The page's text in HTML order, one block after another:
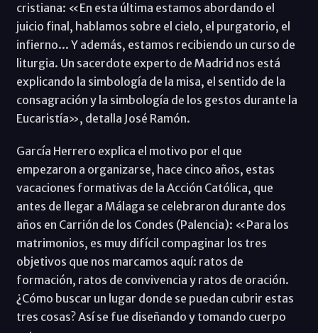
cristiana: «En esta última estamos abordando el
juicio final, hablamos sobre el cielo, el purgatorio, el
infierno... Y además, estamos recibiendo un curso de
liturgia. Un sacerdote experto de Madrid nos está
explicando la simbología de la misa, el sentido de la
consagración y la simbología de los gestos durante la
Eucaristía», detalla José Ramón.
García Herrero explica el motivo por el que
empezaron a organizarse, hace cinco años, estas
vacaciones formativas de la Acción Católica, que
antes de llegar a Málaga se celebraron durante dos
años en Carrión de los Condes (Palencia): «Para los
matrimonios, es muy difícil compaginar los tres
objetivos que nos marcamos aquí: ratos de
formación, ratos de convivencia y ratos de oración.
¿Cómo buscar un lugar donde se puedan cubrir estas
tres cosas? Así se fue diseñando y tomando cuerpo